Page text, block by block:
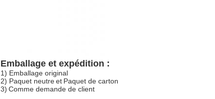
Emballage et expédition :
1) Emballage original
2) Paquet neutreet Paquet de carton
3) Comme demande de client